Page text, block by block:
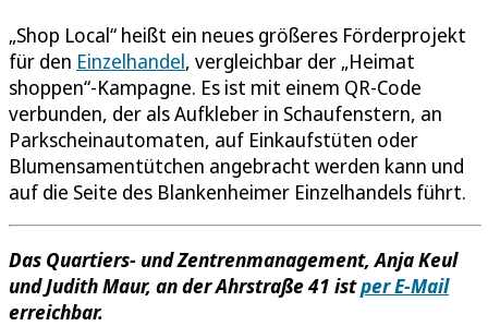
„Shop Local“ heißt ein neues größeres Förderprojekt
für den Einzelhandel, vergleichbar der „Heimat
shoppen“-Kampagne. Es ist mit einem QR-Code
verbunden, der als Aufkleber in Schaufenstern, an
Parkscheinautomaten, auf Einkaufstüten oder
Blumensamentütchen angebracht werden kann und
auf die Seite des Blankenheimer Einzelhandels führt.
Das Quartiers- und Zentrenmanagement, Anja Keul
und Judith Maur, an der Ahrstraße 41 istper E-Mail
erreichbar.